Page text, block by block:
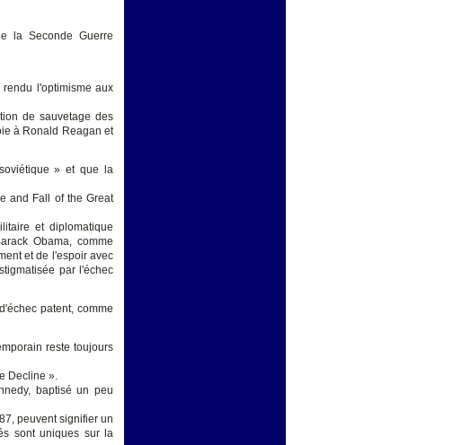
la Seconde Guerre
l'optimisme aux
de sauvetage des
à Ronald Reagan et
» et que la
and Fall of the Great
et diplomatique
Obama, comme
et de l'espoir avec
par l'échec
patent, comme
reste toujours
Decline ».
baptisé un peu
peuvent signifier un
sont uniques sur la